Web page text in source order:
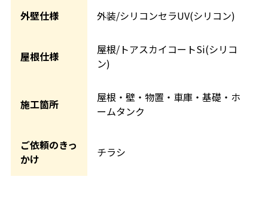
外壁仕様 外装/シリコンセラUV(シリコン)
屋根仕様
屋根/トアスカイコートSi(シリコ
ン)
施工箇所
屋根・壁・物置・車庫・基礎・ホ
ームタンク
ご依頼のきっ
かけ
チラシ